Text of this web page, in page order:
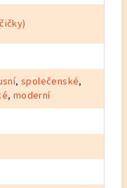
,společenské,
, moderní